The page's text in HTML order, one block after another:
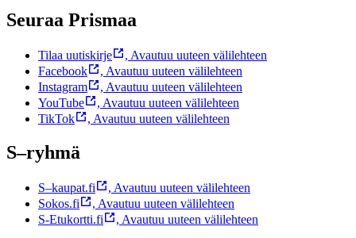
Seuraa Prismaa
Tilaa uutiskirje , Avautuu uuteen välilehteen
Facebook
, Avautuu uuteen välilehteen
Instagram
, Avautuu uuteen välilehteen
YouTube
, Avautuu uuteen välilehteen
TikTok
, Avautuu uuteen välilehteen
S–ryhmä
S–kaupat.fi , Avautuu uuteen välilehteen
Sokos.fi
, Avautuu uuteen välilehteen
S-Etukortti.fi
, Avautuu uuteen välilehteen